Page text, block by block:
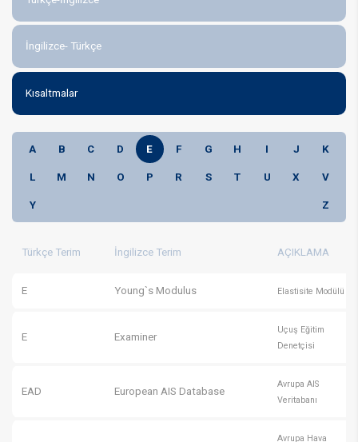
İngilizce- Türkçe
Kısaltmalar
A B C D E F G H I J K
L M N O P R S T U X V
Y Z
Türkçe Terim İngilizce Terim AÇIKLAMA
E Young`s Modulus Elastisite Modülü
E Examiner
Uçuş Eğitim
Denetçisi
EAD European AIS Database
Avrupa AIS
Veritabanı
Avrupa Hava